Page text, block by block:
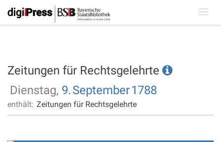
Zeitungen für Rechtsgelehrte
Dienstag, 9.September1788
enthält: Zeitungen für Rechtsgelehrte